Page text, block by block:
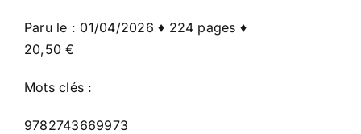
Paru le : 01/04/2026 ♦ 224 pages ♦
20,50 €
Mots clés :
9782743669973